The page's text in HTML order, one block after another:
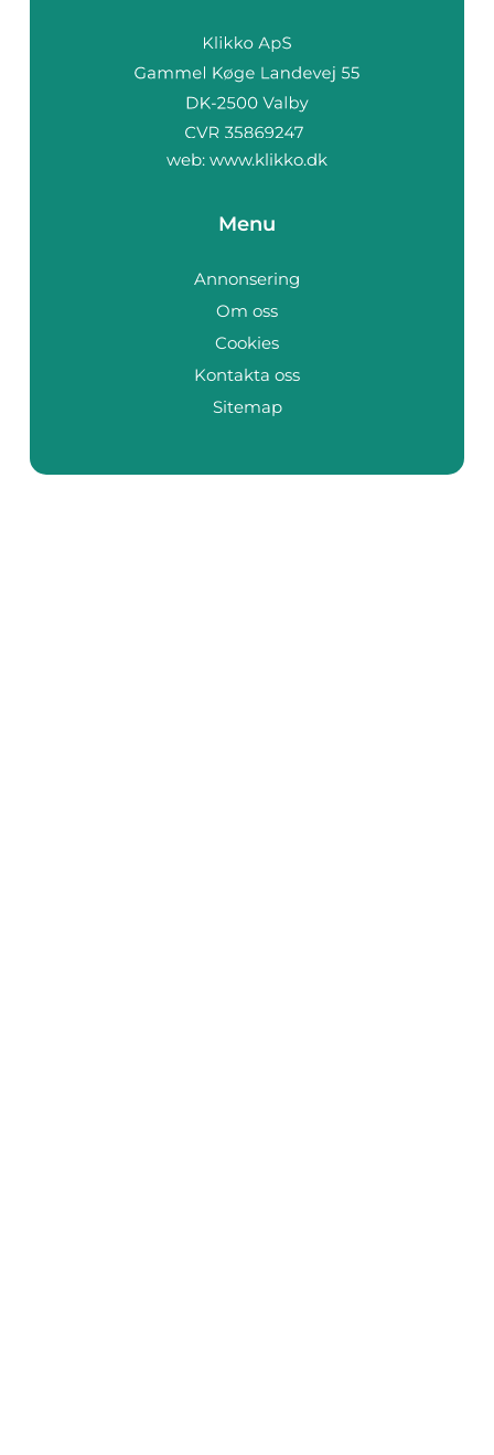
web: www.klikko.dk
Menu
Annonsering
Om oss
Cookies
Kontakta oss
Sitemap